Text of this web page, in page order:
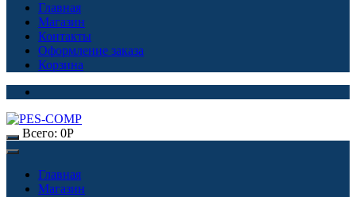
Главная
Магазин
Контакты
Оформление заказа
Корзина
Всего: 0Р
Главная
Магазин